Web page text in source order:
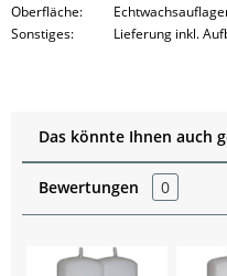
Oberfläche:
Sonstiges:
Lieferung inkl.
Das könnte Ihnen auch
Bewertungen 0